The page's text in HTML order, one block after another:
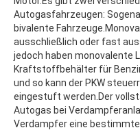
Autogasfahrzeugen:
bivalente
ausschließlich oder fast
jedoch haben monovalente
Kraftstoffbehälter für
und so kann der PKW
eingestuft werden.Der
Autogas bei
Verdampfer eine